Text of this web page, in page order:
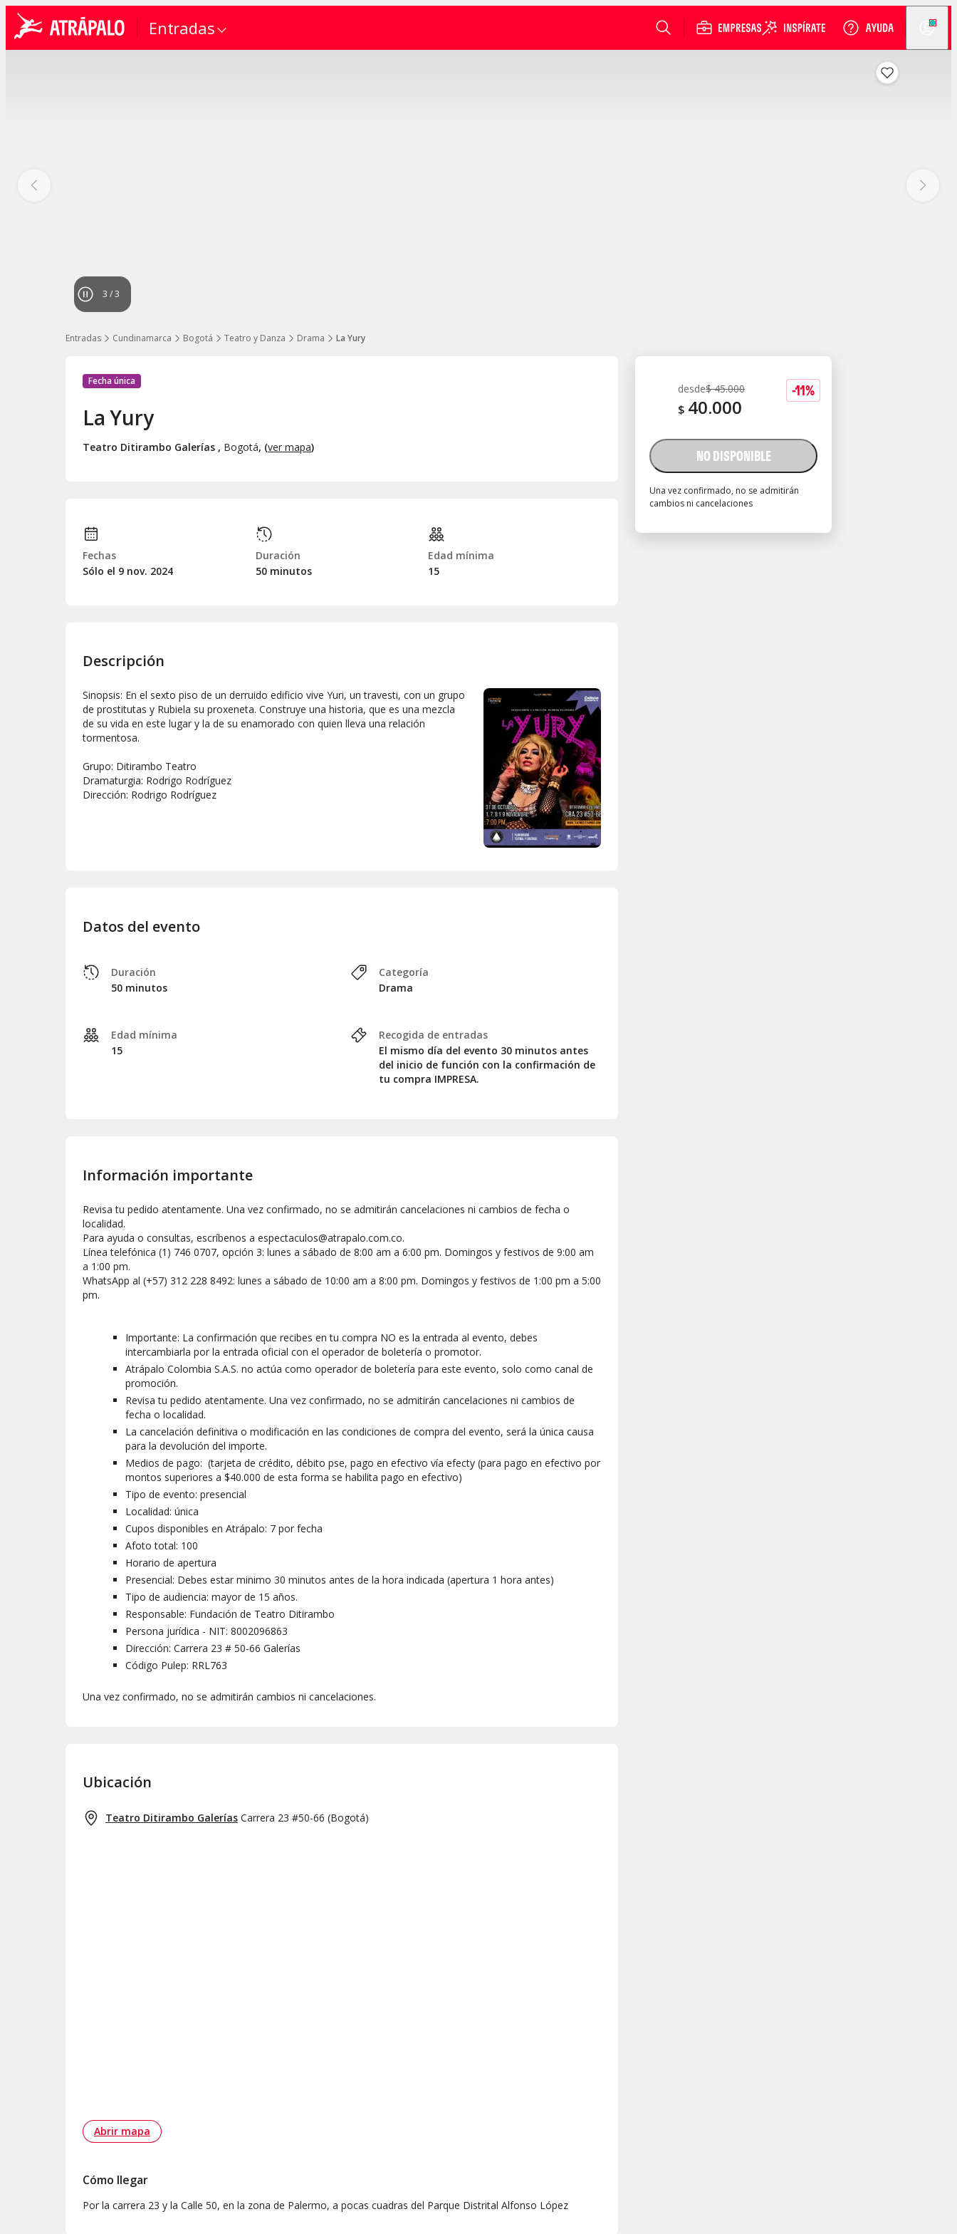
Entradas
1 /3
Entradas Cundinamarca Bogotá Teatro y Danza Drama La Yury
-11%
desde$ 45.000
$ 40.000
NO DISPONIBLE
Una vez confirmado, no se admitirán
cambios ni cancelaciones
Fecha única
La Yury
Teatro Ditirambo Galerías , Bogotá, (ver mapa)
Fechas
Sólo el 9 nov. 2024
Duración
50 minutos
Edad mínima
15
Descripción
Sinopsis: En el sexto piso de un derruido edificio vive Yuri, un travesti, con un grupo
de prostitutas y Rubiela su proxeneta. Construye una historia, que es una mezcla
de su vida en este lugar y la de su enamorado con quien lleva una relación
tormentosa.
Grupo: Ditirambo Teatro
Dramaturgia: Rodrigo Rodríguez
Dirección: Rodrigo Rodríguez
Datos del evento
Duración
50 minutos
Edad mínima
15
Categoría
Drama
Recogida de entradas
El mismo día del evento 30 minutos antes
del inicio de función con la confirmación de
tu compra IMPRESA.
Información importante
​Revisa tu pedido atentamente. Una vez confirmado, no se admitirán cancelaciones ni cambios de fecha o
localidad.
Para ayuda o consultas, escríbenos a espectaculos@atrapalo.com.co.
Línea telefónica (1) 746 0707, opción 3: lunes a sábado de 8:00 am a 6:00 pm. Domingos y festivos de 9:00 am
a 1:00 pm.
WhatsApp al (+57) 312 228 8492: lunes a sábado de 10:00 am a 8:00 pm. Domingos y festivos de 1:00 pm a 5:00
pm.
Importante: La confirmación que recibes en tu compra NO es la entrada al evento, debes
intercambiarla por la entrada oficial con el operador de boletería o promotor.
Atrápalo Colombia S.A.S. no actúa como operador de boletería para este evento, solo como canal de
promoción.
Revisa tu pedido atentamente. Una vez confirmado, no se admitirán cancelaciones ni cambios de
fecha o localidad.
La cancelación definitiva o modificación en las condiciones de compra del evento, será la única causa
para la devolución del importe.
Medios de pago: (tarjeta de crédito, débito pse, pago en efectivo vía efecty (para pago en efectivo por
montos superiores a $40.000 de esta forma se habilita pago en efectivo)
Tipo de evento: presencial
Localidad: única
Cupos disponibles en Atrápalo: 7 por fecha
Afoto total: 100
Horario de apertura
Presencial: Debes estar minimo 30 minutos antes de la hora indicada (apertura 1 hora antes)
Tipo de audiencia: mayor de 15 años.
Responsable: Fundación de Teatro Ditirambo
Persona jurídica - NIT: 8002096863
Dirección: Carrera 23 # 50-66 Galerías
Código Pulep: RRL763
Una vez confirmado, no se admitirán cambios ni cancelaciones.
Ubicación
Teatro Ditirambo Galerías Carrera 23 #50-66 (Bogotá)
Abrir mapa
Cómo llegar
Por la carrera 23 y la Calle 50, en la zona de Palermo, a pocas cuadras del Parque Distrital Alfonso López